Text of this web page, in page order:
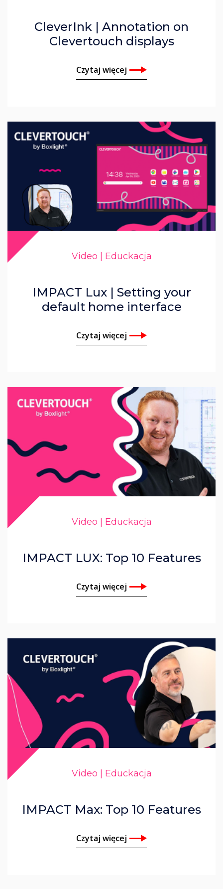
CleverInk | Annotation on
Clevertouch displays
Czytaj więcej
Video | Educkacja
IMPACT Lux | Setting your
default home interface
Czytaj więcej
Video | Educkacja
IMPACT LUX: Top 10 Features
Czytaj więcej
Video | Educkacja
IMPACT Max: Top 10 Features
Czytaj więcej